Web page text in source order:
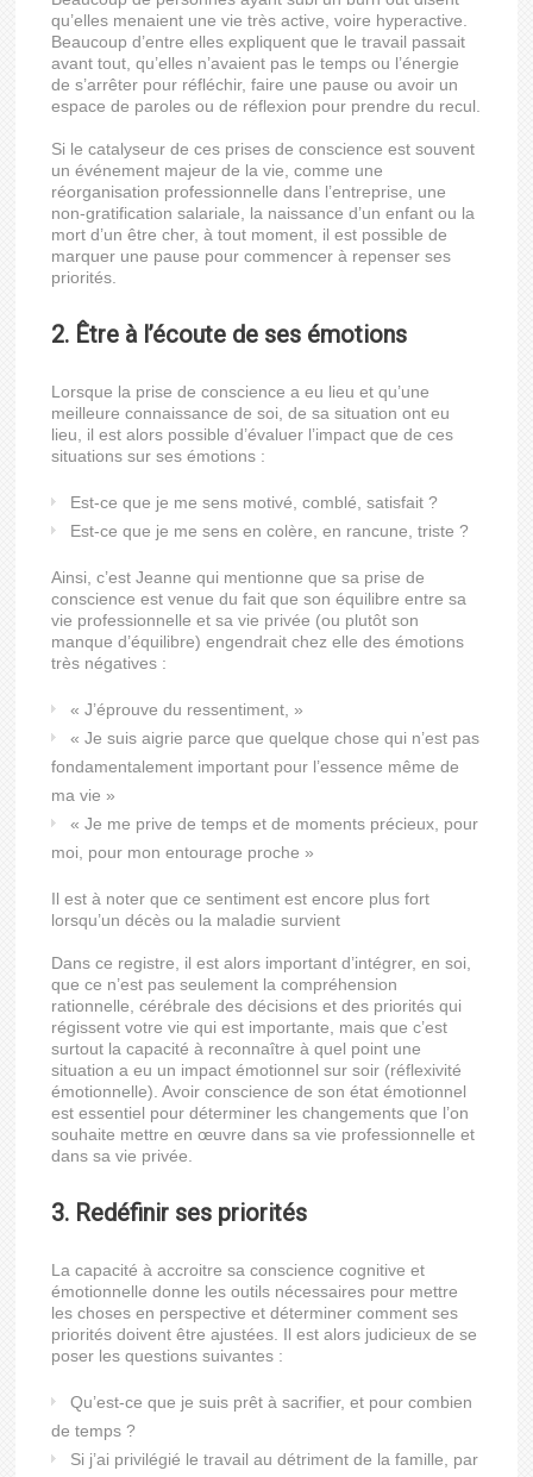
qu’elles menaient une vie très active, voire hyperactive.
Beaucoup d’entre elles expliquent que le travail passait
avant tout, qu’elles n’avaient pas le temps ou l’énergie
de s’arrêter pour réfléchir, faire une pause ou avoir un
espace de paroles ou de réflexion pour prendre du recul.
Si le catalyseur de ces prises de conscience est souvent
un événement majeur de la vie, comme une
réorganisation professionnelle dans l’entreprise, une
non-gratification salariale, la naissance d’un enfant ou la
mort d’un être cher, à tout moment, il est possible de
marquer une pause pour commencer à repenser ses
priorités.
2. Être à l’écoute de ses émotions
Lorsque la prise de conscience a eu lieu et qu’une
meilleure connaissance de soi, de sa situation ont eu
lieu, il est alors possible d’évaluer l’impact que de ces
situations sur ses émotions :
Est-ce que je me sens motivé, comblé, satisfait ?
Est-ce que je me sens en colère, en rancune, triste ?
Ainsi, c’est Jeanne qui mentionne que sa prise de
conscience est venue du fait que son équilibre entre sa
vie professionnelle et sa vie privée (ou plutôt son
manque d’équilibre) engendrait chez elle des émotions
très négatives :
« J’éprouve du ressentiment, »
« Je suis aigrie parce que quelque chose qui n’est pas
fondamentalement important pour l’essence même de
ma vie »
« Je me prive de temps et de moments précieux, pour
moi, pour mon entourage proche »
Il est à noter que ce sentiment est encore plus fort
lorsqu’un décès ou la maladie survient
Dans ce registre, il est alors important d’intégrer, en soi,
que ce n’est pas seulement la compréhension
rationnelle, cérébrale des décisions et des priorités qui
régissent votre vie qui est importante, mais que c’est
surtout la capacité à reconnaître à quel point une
situation a eu un impact émotionnel sur soir (réflexivité
émotionnelle). Avoir conscience de son état émotionnel
est essentiel pour déterminer les changements que l’on
souhaite mettre en œuvre dans sa vie professionnelle et
dans sa vie privée.
3. Redéfinir ses priorités
La capacité à accroitre sa conscience cognitive et
émotionnelle donne les outils nécessaires pour mettre
les choses en perspective et déterminer comment ses
priorités doivent être ajustées. Il est alors judicieux de se
poser les questions suivantes :
Qu’est-ce que je suis prêt à sacrifier, et pour combien
de temps ?
Si j’ai privilégié le travail au détriment de la famille, par